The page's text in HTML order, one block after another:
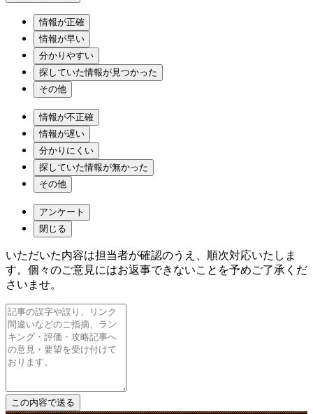
情報が正確
情報が早い
分かりやすい
探していた情報が見つかった
その他
情報が不正確
情報が遅い
分かりにくい
探していた情報が無かった
その他
アンケート
閉じる
いただいた内容は担当者が確認のうえ、順次対応いたしま
す。個々のご意見にはお返事できないことを予めご了承くだ
さいませ。